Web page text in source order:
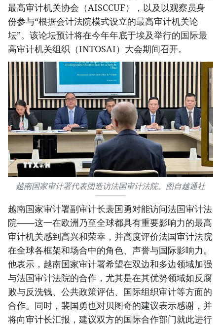
最高审计机关协会（AISCCUF），以及以观察员身
份参与“根据会计法院模式设立的最高审计机关论
坛”。该论坛预计将在今年年底于埃及举行的国际最
高审计机关组织（INTOSAI）大会期间召开。
越南国家审计署代表团造访法国审计法院。图自越通社
越南国家审计署副审计长裴国勇对能访问法国审计法
院——这一在欧洲乃至全球都具有重要影响力的最高
审计机关感到高兴和荣幸，并高度评价法国审计法院
在全球各框架和场合中的角色、声誉与国际影响力。
他表示，越南国家审计署希望在双边和多边领域加强
与法国审计法院的合作，尤其是在其优势领域如反腐
败与反洗钱、公共政策评估、国际组织审计等方面的
合作。同时，裴国勇也对贝图奇的建议表示感谢，并
将向审计长汇报，建议双方的国际合作部门就此进行